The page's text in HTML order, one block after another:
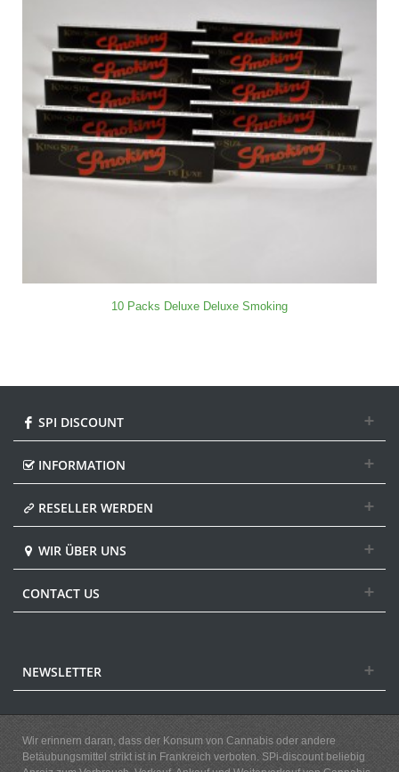
10 Packs Deluxe Deluxe Smoking
SPI DISCOUNT
INFORMATION
RESELLER WERDEN
WIR ÜBER UNS
CONTACT US
NEWSLETTER
Wir erinnern daran, dass der Konsum von Cannabis oder andere
Betäubungsmittel strikt ist in Frankreich verboten. SPi-discount beliebig